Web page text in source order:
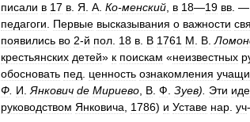
писали в 17 в Я А Ко-менский в 18—19 вв . —
педагоги
Первые высказывания о важности
появились во 2-й пол 18 в В 1761 М В
крестьянских детей» к поискам «неизвестных
обосновать пед ценность ознакомления
Ф И Янкович de Мириево В Ф Зуев). Эти
руководством Янковича 1786) и Уставе нар уч-